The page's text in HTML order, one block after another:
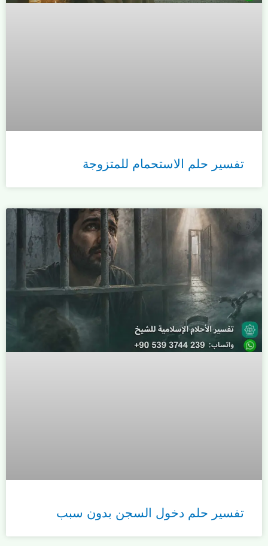
تفسير حلم الاستحمام للمتزوجة
تفسير حلم دخول السجن بدون سبب